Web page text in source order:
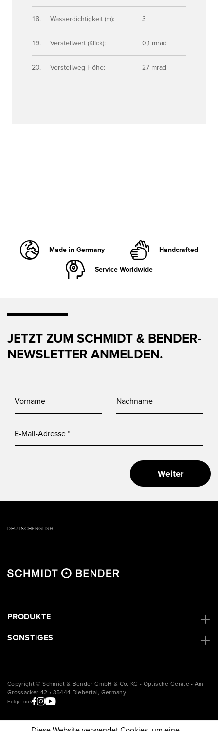
Wasserdichtigkeit (m): 3
Verstellwert (Klick): 0,1 mrad
Verstellweg Höhe: 27 mrad
Made in Germany
Handcrafted
Service Worldwide
DEUTSCHENGLISH
PRODUKTE
SONSTIGES
JETZT ZUM SCHMIDT & BENDER-
NEWSLETTER ANMELDEN.
Weiter
Copyright © Schmidt & Bender GmbH & Co. KG - Optische Geräte • Am
Grossacker 42 • 35444 Biebertal, Germany
Folge uns